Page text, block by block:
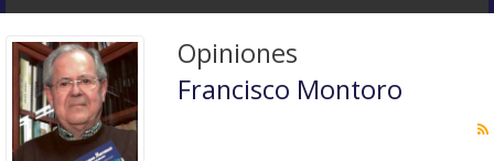
Opiniones
Francisco Montoro